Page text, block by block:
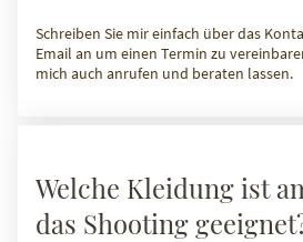
Schreiben Sie mir einfach über das
Email an um einen Termin zu
mich auch anrufen und beraten lassen.
Welche Kleidung ist
das Shooting